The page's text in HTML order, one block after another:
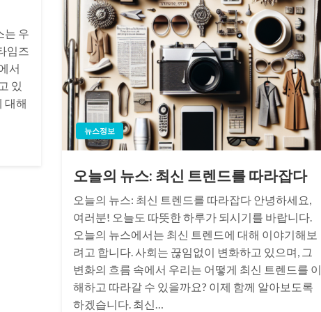
는 우
임즈
서
있
대해
뉴스정보
오늘의 뉴스: 최신 트렌드를 따라잡다
오늘의 뉴스: 최신 트렌드를 따라잡다 안녕하세요,
여러분! 오늘도 따뜻한 하루가 되시기를 바랍니다.
오늘의 뉴스에서는 최신 트렌드에 대해 이야기해보
려고 합니다. 사회는 끊임없이 변화하고 있으며, 그
변화의 흐름 속에서 우리는 어떻게 최신 트렌드를 이
해하고 따라갈 수 있을까요? 이제 함께 알아보도록
하겠습니다. 최신…